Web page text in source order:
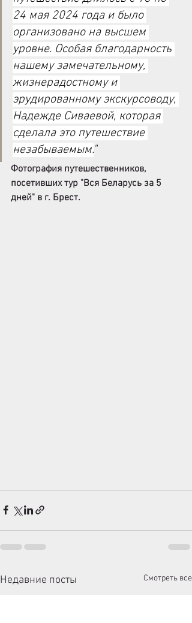
24 мая 2024 года и было
организовано на высшем
уровне. Особая благодарность
нашему замечательному,
жизнерадостному и
эрудированному экскурсоводу,
Надежде Сиваевой, которая
сделала это путешествие
незабываемым."
Фотография путешественников,
посетивших тур "Вся Беларусь за 5
дней" в г. Брест.
Недавние посты Смотреть все